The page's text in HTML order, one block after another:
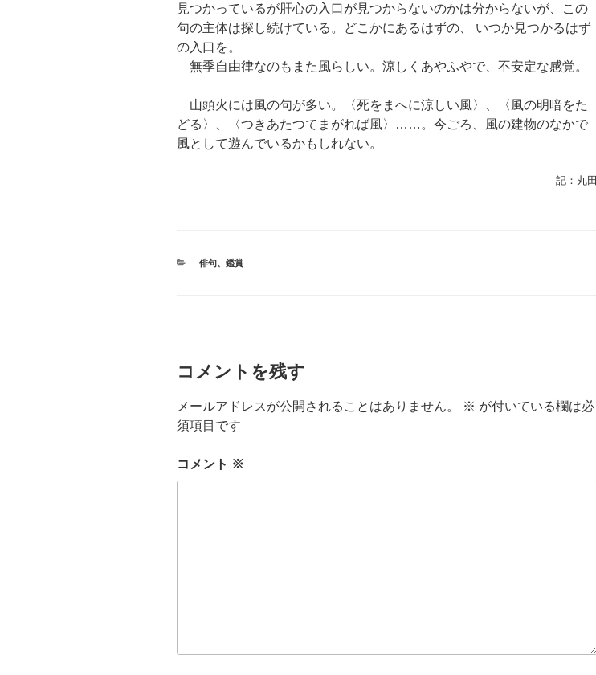
見つかっているが肝心の入口が見つからないのかは分からないが、この
句の主体は探し続けている。どこかにあるはずの、 いつか見つかるはず
の入口を。
無季自由律なのもまた風らしい。涼しくあやふやで、不安定な感覚。
山頭火には風の句が多い。〈死をまへに涼しい風〉、〈風の明暗をた
どる〉、〈つきあたつてまがれば風〉……。今ごろ、風の建物のなかで
風として遊んでいるかもしれない。
記：丸田
カ
俳句、 鑑賞
コメントを残す
メールアドレスが公開されることはありません。 ※ が付いている欄は必
須項目です
コメント ※